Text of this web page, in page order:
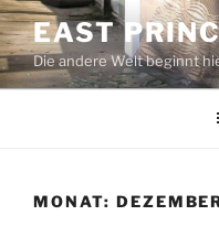
Zum
Inhalt
springen
EAST
Die andere Welt beginnt
MONAT: